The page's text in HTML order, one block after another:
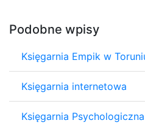
Podobne wpisy
Księgarnia Empik w
Księgarnia internetowa
Księgarnia